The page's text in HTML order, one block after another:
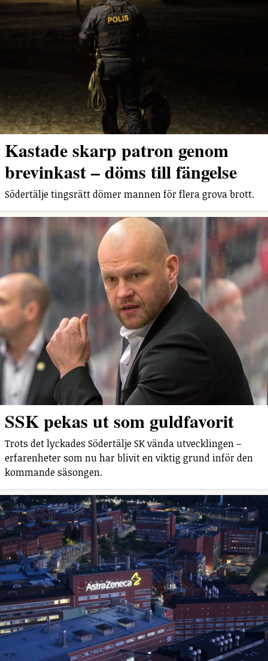
Kastade skarp patron genom
brevinkast – döms till fängelse
Södertälje tingsrätt dömer mannen för flera grova brott.
SSK pekas ut som guldfavorit
Trots det lyckades Södertälje SK vända utvecklingen –
erfarenheter som nu har blivit en viktig grund inför den
kommande säsongen.